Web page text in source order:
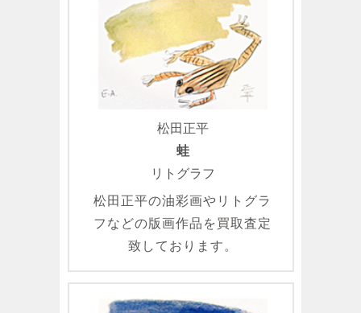
松田正平
蛙
リトグラフ
松田正平の油彩画やリトグラ
フなどの版画作品を買取査定
致しております。